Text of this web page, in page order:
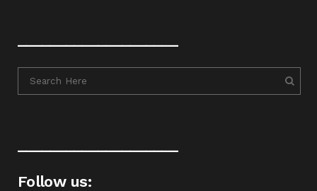
Follow us: